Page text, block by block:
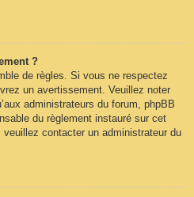
?
de règles. Si vous ne respectez
un avertissement. Veuillez noter
administrateurs du forum, phpBB
du règlement instauré sur cet
contacter un administrateur du